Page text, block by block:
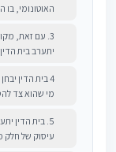
האוטונומי,
3. עם זאת,
יתערב בית
4 בית הדין
מי שהוא צד
5. בית הדין
עיסוק של חלק